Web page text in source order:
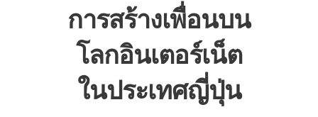
การสร้างเพื่อนบน
โลกอินเตอร์เน็ต
ในประเทศญี่ปุ่น